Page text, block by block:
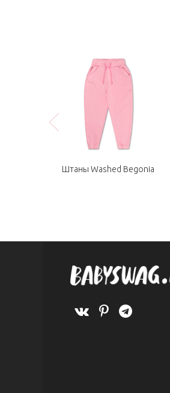
Штаны Washed Begonia